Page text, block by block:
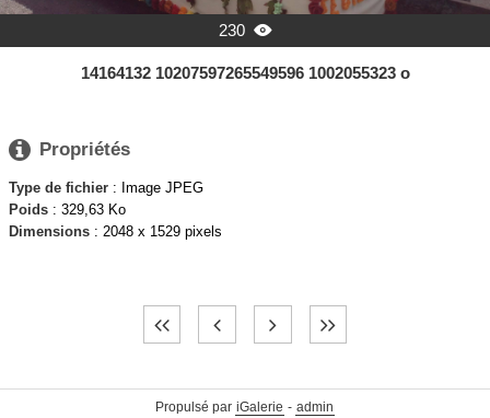
230 
14164132 10207597265549596 1002055323 o
 Propriétés
Type de fichier : Image JPEG
Poids : 329,63 Ko
Dimensions : 2048 x 1529 pixels
Propulsé par iGalerie - admin